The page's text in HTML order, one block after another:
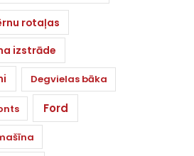
rotaļas
izstrāde
Degvielas bāka
Ford